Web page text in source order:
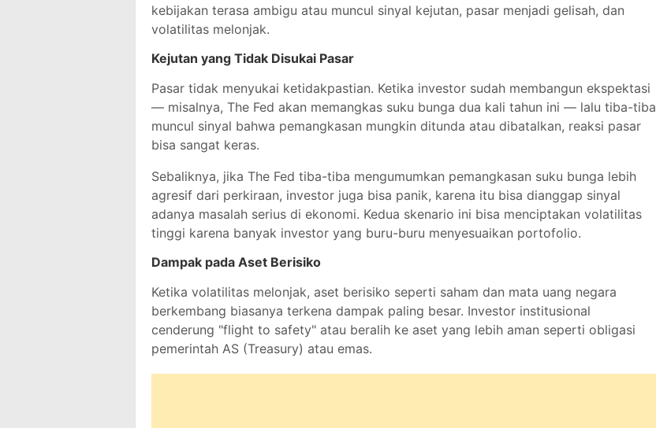
kebijakan terasa ambigu atau muncul sinyal kejutan, pasar menjadi gelisah, dan
volatilitas melonjak.
Kejutan yang Tidak Disukai Pasar
Pasar tidak menyukai ketidakpastian. Ketika investor sudah membangun ekspektasi
— misalnya, The Fed akan memangkas suku bunga dua kali tahun ini — lalu tiba-tiba
muncul sinyal bahwa pemangkasan mungkin ditunda atau dibatalkan, reaksi pasar
bisa sangat keras.
Sebaliknya, jika The Fed tiba-tiba mengumumkan pemangkasan suku bunga lebih
agresif dari perkiraan, investor juga bisa panik, karena itu bisa dianggap sinyal
adanya masalah serius di ekonomi. Kedua skenario ini bisa menciptakan volatilitas
tinggi karena banyak investor yang buru-buru menyesuaikan portofolio.
Dampak pada Aset Berisiko
Ketika volatilitas melonjak, aset berisiko seperti saham dan mata uang negara
berkembang biasanya terkena dampak paling besar. Investor institusional
cenderung "flight to safety" atau beralih ke aset yang lebih aman seperti obligasi
pemerintah AS (Treasury) atau emas.